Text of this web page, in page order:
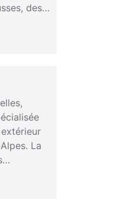
des…
La